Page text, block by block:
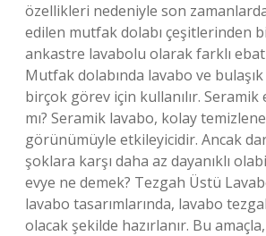
özellikleri nedeniyle son
edilen mutfak dolabı çeşitlerinden
ankastre lavabolu olarak farklı
Mutfak dolabında lavabo ve bulaşık
birçok görev için kullanılır. Seramik
mı? Seramik lavabo, kolay
görünümüyle etkileyicidir. Ancak
şoklara karşı daha az dayanıklı
evye ne demek? Tezgah Üstü
lavabo tasarımlarında, lavabo
olacak şekilde hazırlanır. Bu